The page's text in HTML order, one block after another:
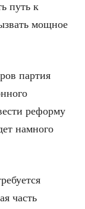
путь к
мощное
партия
реформу
намного
часть